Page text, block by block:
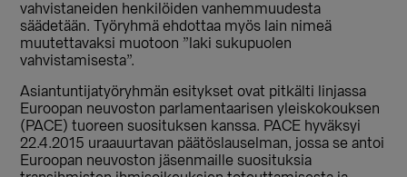
vahvistaneiden henkilöiden vanhemmuudesta
säädetään. Työryhmä ehdottaa myös lain nimeä
muutettavaksi muotoon ”laki sukupuolen
vahvistamisesta”.
Asiantuntijatyöryhmän esitykset ovat pitkälti linjassa
Euroopan neuvoston parlamentaarisen yleiskokouksen
(PACE) tuoreen suosituksen kanssa. PACE hyväksyi
22.4.2015 uraauurtavan päätöslauselman, jossa se antoi
Euroopan neuvoston jäsenmaille suosituksia